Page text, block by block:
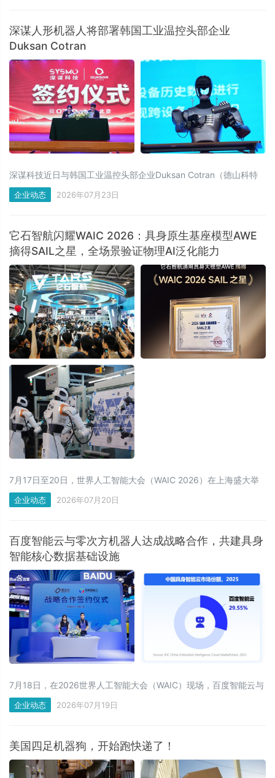
深谋人形机器人将部署韩国工业温控头部企业
Duksan Cotran
深谋科技近日与韩国工业温控头部企业Duksan Cotran（德山科特
兰）达成合作，定制化开发制造业场景的具身智能人形机器人，部
署在Duksan旗下五家工厂。
企业动态 2026年07月23日
它石智航闪耀WAIC 2026：具身原生基座模型AWE
摘得SAIL之星，全场景验证物理AI泛化能力
7月17日至20日，世界人工智能大会（WAIC 2026）在上海盛大举
办，它石智航以“打造可信赖的物理AI”为主题亮相世博展览馆H3-
C409展位。展会现场，它石智航把“可信赖”的价值主张，转化为可
企业动态 2026年07月20日
百度智能云与零次方机器人达成战略合作，共建具身
智能核心数据基础设施
7月18日，在2026世界人工智能大会（WAIC）现场，百度智能云与
零次方机器人正式签署具身智能领域战略合作协议。双方将围绕TP
级（万小时级）高质量真机数据建设、模型训练优化、数据资产管
企业动态 2026年07月19日
美国四足机器狗，开始跑快递了！